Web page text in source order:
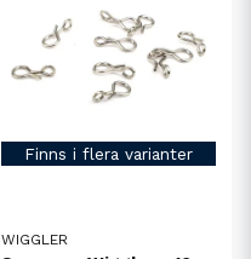
Finns i flera varianter
WIGGLER